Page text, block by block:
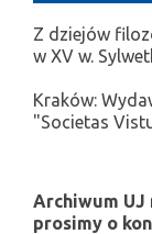
Z dziejów
w XV w.
Kraków:
"Societas
Archiwum UJ
prosimy o